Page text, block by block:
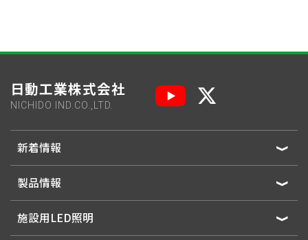
日動工業株式会社
NICHIDO IND.CO.,LTD.
新着情報
製品情報
施設用LED照明